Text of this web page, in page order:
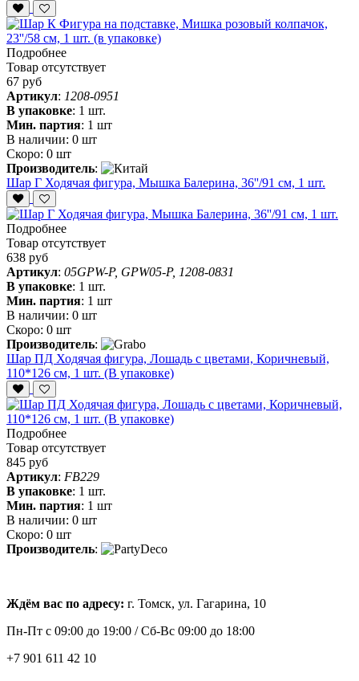
Подробнее
Товар отсутствует
67 руб
Артикул: 1208-0951
В упаковке: 1 шт.
Мин. партия: 1 шт
В наличии: 0 шт
Скоро: 0 шт
Производитель:
Шар Г Ходячая фигура, Мышка Балерина, 36''/91 см, 1 шт.
Подробнее
Товар отсутствует
638 руб
Артикул: 05GPW-P, GPW05-P, 1208-0831
В упаковке: 1 шт.
Мин. партия: 1 шт
В наличии: 0 шт
Скоро: 0 шт
Производитель:
Шар ПД Ходячая фигура, Лошадь с цветами, Коричневый,
110*126 см, 1 шт. (В упаковке)
Подробнее
Товар отсутствует
845 руб
Артикул: FB229
В упаковке: 1 шт.
Мин. партия: 1 шт
В наличии: 0 шт
Скоро: 0 шт
Производитель:
Ждём вас по адресу: г. Томск, ул. Гагарина, 10
Пн-Пт с 09:00 до 19:00 /Сб-Вс 09:00 до 18:00
+7 901 611 42 10